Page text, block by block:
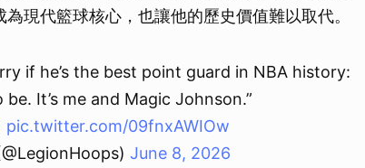
現代籃球核心，也讓他的歷史價值難以取代。
if he’s the best point guard in NBA history:
be. It’s me and Magic Johnson.”
pic.twitter.com/09fnxAWIOw
June 8, 2026